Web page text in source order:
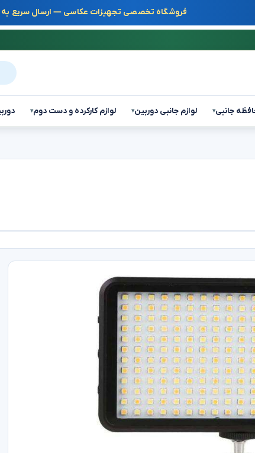
فروشگاه تخصصی تجهیزات عکاسی — ارسال سریع به
جانبی▾ لوازم جانبی دوربین▾ لوازم کارکرده و دست دوم▾